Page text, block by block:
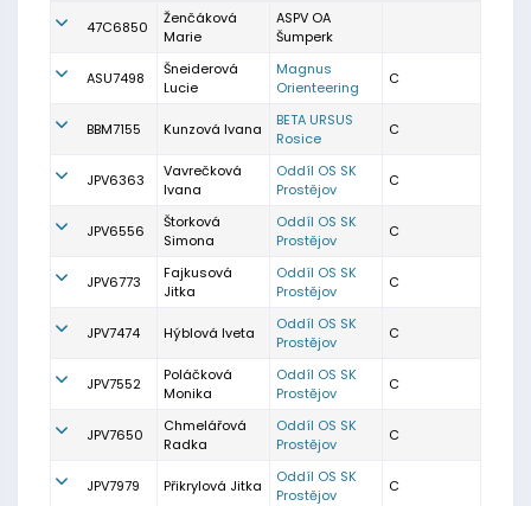
47C6850
Ženčáková
Marie
ASPV OA
Šumperk
ASU7498
Šneiderová
Lucie
Magnus
Orienteering
C
BBM7155 Kunzová Ivana
BETA URSUS
Rosice
C
JPV6363
Vavrečková
Ivana
Oddíl OS SK
Prostějov
C
JPV6556
Štorková
Simona
Oddíl OS SK
Prostějov
C
JPV6773
Fajkusová
Jitka
Oddíl OS SK
Prostějov
C
JPV7474 Hýblová Iveta
Oddíl OS SK
Prostějov
C
JPV7552
Poláčková
Monika
Oddíl OS SK
Prostějov
C
JPV7650
Chmelářová
Radka
Oddíl OS SK
Prostějov
C
JPV7979 Přikrylová Jitka
Oddíl OS SK
Prostějov
C